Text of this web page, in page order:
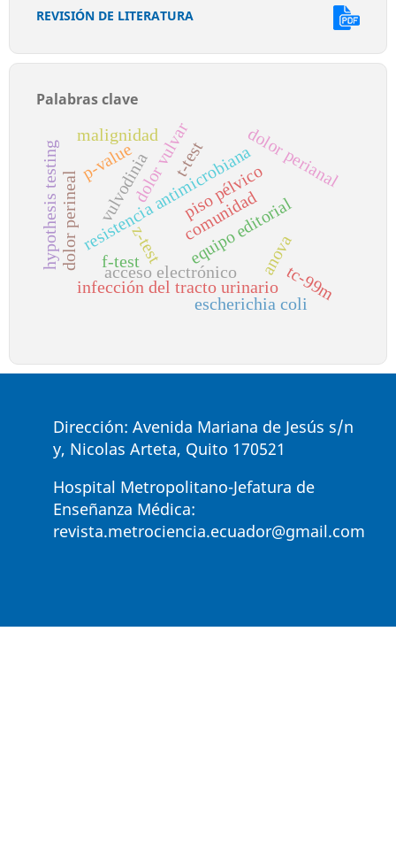
REVISIÓN DE LITERATURA
Palabras clave
equipo editorial
acceso electrónico
infección del tracto urinario
comunidad
escherichia coli
resistencia antimicrobiana
dolor perineal vulvodiniadolor vulvar dolor perianal
piso pélvico
hypothesis testing p-value
z-test
t-test
anova
f-test
malignidad
tc-99m
Dirección: Avenida Mariana de Jesús s/n
y, Nicolas Arteta, Quito 170521
Hospital Metropolitano-Jefatura de
Enseñanza Médica:
revista.metrociencia.ecuador@gmail.com